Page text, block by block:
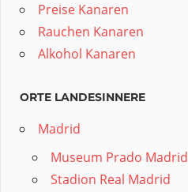
Preise Kanaren
Rauchen Kanaren
Alkohol Kanaren
ORTE LANDESINNERE
Madrid
Museum Prado Madrid
Stadion Real Madrid